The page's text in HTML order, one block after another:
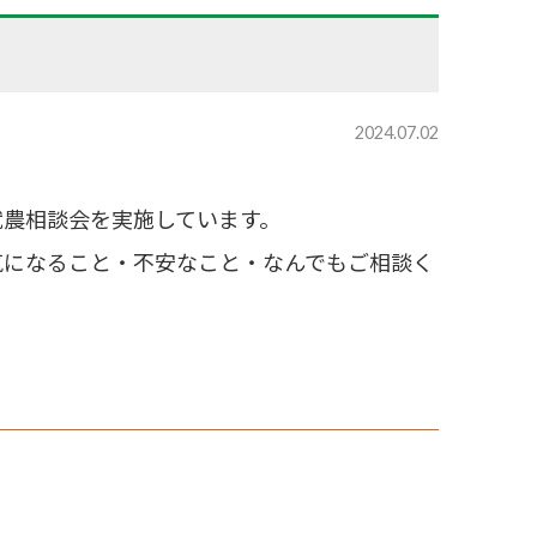
2024.07.02
相談会を実施しています。
なること・不安なこと・なんでもご相談く